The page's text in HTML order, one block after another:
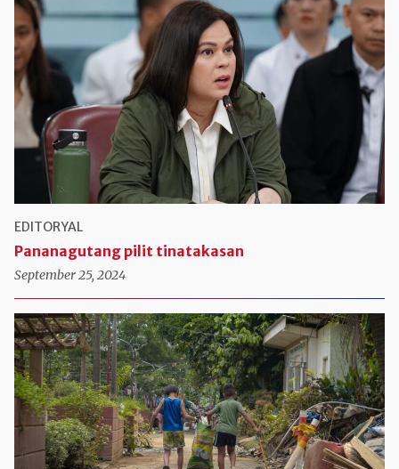
EDITORYAL
Pananagutang pilit tinatakasan
September 25, 2024